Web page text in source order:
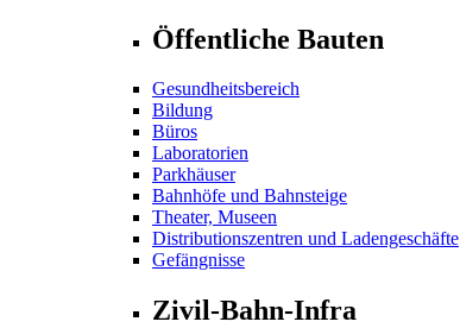
Öffentliche Bauten
Gesundheitsbereich
Bildung
Büros
Laboratorien
Parkhäuser
Bahnhöfe und Bahnsteige
Theater, Museen
Distributionszentren und Ladengeschäfte
Gefängnisse
Zivil-Bahn-Infra